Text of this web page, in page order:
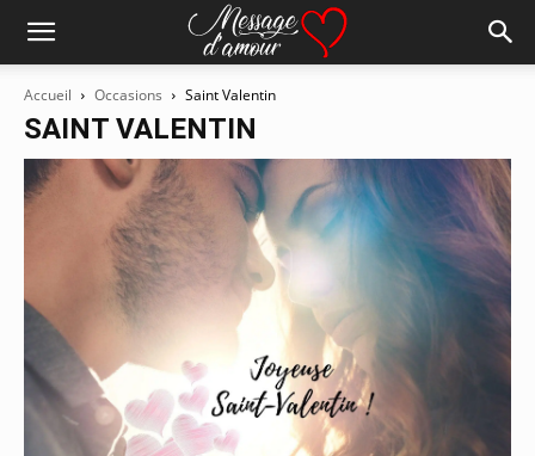
Accueil Occasions Saint Valentin
SAINT VALENTIN